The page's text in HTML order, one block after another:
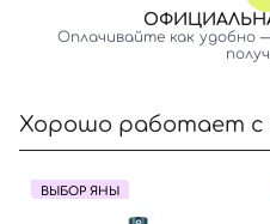
Оплачивайте как удобно
Хорошо работает
ВЫБОР ЯНЫ